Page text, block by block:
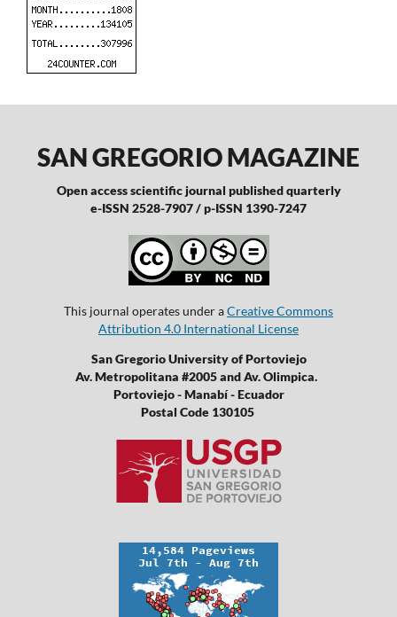
SAN GREGORIO MAGAZINE
Open access scientific journal published quarterly
e-ISSN 2528-7907 / p-ISSN 1390-7247
This journal operates under aCreative Commons
Attribution 4.0 International License
San Gregorio University of Portoviejo
Av. Metropolitana #2005 and Av. Olimpica.
Portoviejo - Manabí - Ecuador
Postal Code 130105